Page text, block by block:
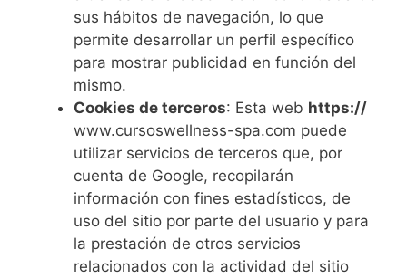
sus hábitos de navegación, lo que
permite desarrollar un perfil específico
para mostrar publicidad en función del
mismo.
Cookies de terceros: Esta web https://
www.cursoswellness-spa.com puede
utilizar servicios de terceros que, por
cuenta de Google, recopilarán
información con fines estadísticos, de
uso del sitio por parte del usuario y para
la prestación de otros servicios
relacionados con la actividad del sitio